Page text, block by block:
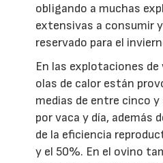
obligando a muchas
extensivas a consumir
reservado para el
En las explotaciones de
olas de calor están
medias de entre cinco
por vaca y día, además
de la eficiencia
y el 50%. En el ovino